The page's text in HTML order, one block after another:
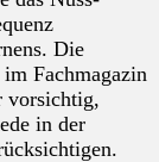
Die
Fachmagazin
vorsichtig,
in der